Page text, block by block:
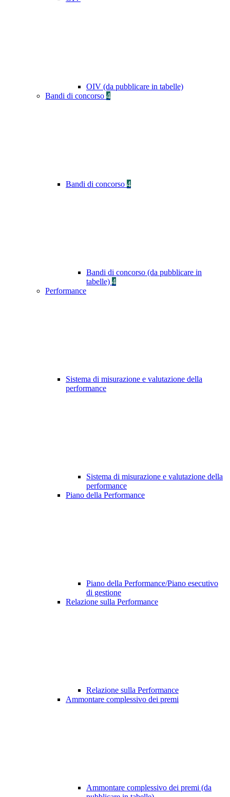
OIV (da pubblicare in tabelle)
Bandi di concorso 4
Bandi di concorso 4
Bandi di concorso (da pubblicare in
tabelle) 4
Performance
Sistema di misurazione e valutazione della
performance
Sistema di misurazione e valutazione della
performance
Piano della Performance
Piano della Performance/Piano esecutivo
di gestione
Relazione sulla Performance
Relazione sulla Performance
Ammontare complessivo dei premi
Ammontare complessivo dei premi (da